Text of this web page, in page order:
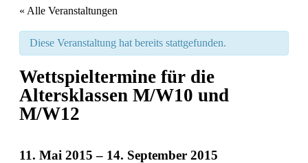
« Alle Veranstaltungen
Diese Veranstaltung hat bereits stattgefunden.
Wettspieltermine für die
Altersklassen M/W10 und
M/W12
11. Mai 2015 – 14. September 2015